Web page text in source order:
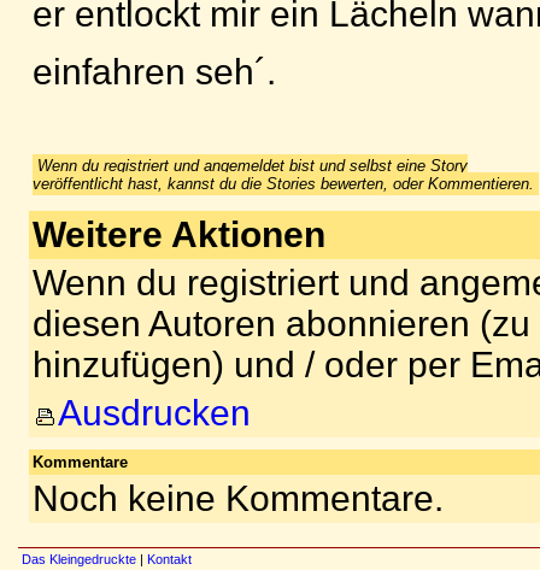
er entlockt mir ein Lächeln
einfahren seh´.
Wenn du registriert und angemeldet bist und selbst eine Story
veröffentlicht hast, kannst du die Stories bewerten, oder Kommentieren.
Weitere Aktionen
Wenn du registriert und
diesen Autoren abonnieren
hinzufügen) und / oder per
Ausdrucken
Kommentare
Noch keine Kommentare.
Das Kleingedruckte | Kontakt